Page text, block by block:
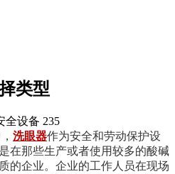
类型
全设备 235
洗眼器作为安全和劳动保护设
在那些生产或者使用较多的酸碱
的企业。企业的工作人员在现场